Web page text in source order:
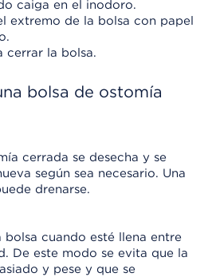
caiga en el inodoro.
extremo de la bolsa con papel
cerrar la bolsa.
bolsa de ostomía
cerrada se desecha y se
según sea necesario. Una
drenarse.
cuando esté llena entre
De este modo se evita que la
y pese y que se